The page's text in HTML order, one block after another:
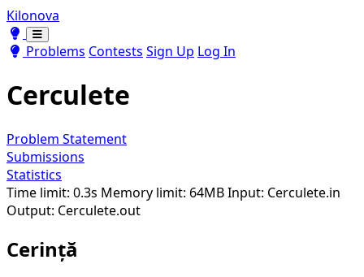
Kilonova
Toggle theme
Toggle theme
Problems Contests Sign Up Log In
Cerculete
Problem Statement
Submissions
Statistics
Time limit: 0.3s Memory limit: 64MBInput: Cerculete.in
Output: Cerculete.out
Cerință